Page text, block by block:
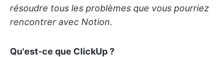
résoudre tous les problèmes que vous pourriez
rencontrer avec Notion.
Qu'est-ce que ClickUp ?